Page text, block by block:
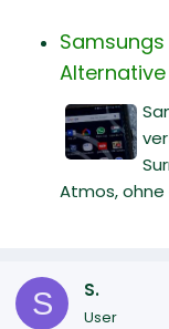
Atmos, ohne
S S.
User